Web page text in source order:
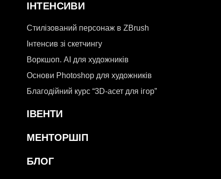
ІНТЕНСИВИ
Стилізований персонаж в ZBrush
Інтенсив зі скетчингу
Воркшоп. AI для художників
Основи Photoshop для художників
Благодійний курс “3D-асет для ігор”
ІВЕНТИ
МЕНТОРШІП
БЛОГ